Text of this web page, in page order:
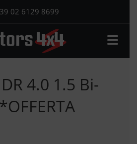
02 6129 8699
4.0 1.5 Bi-